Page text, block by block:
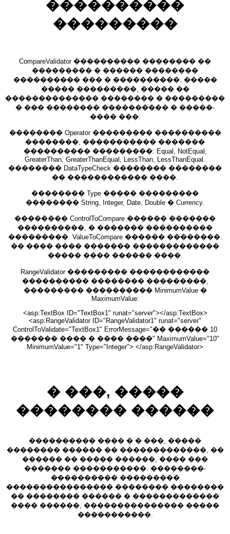
����������
���������
CompareValidator ���������� �������� ��
��������� � ������ ��������
���������� ��� � ����������. �����
����� ���������, ����� ��
�������������� �������� � ���������
� ��� �������� ���������� � �����-
���� ���.
�������� Operator ��������� ����������
��������, ����������� �������
���������� ���������: Equal, NotEqual,
GreaterThan, GreaterThanEqual, LessThan, LessThanEqual.
�������� DataTypeCheck �������� ��������
�� ������������ ����.
�������� Type ����� ���������
�������� String, Integer, Date, Double � Currency.
�������� ControlToCompare ������ �������
����������, � ������� ����������
���������. ValueToCompare ������ ��������.
�� ���� ���� ������� �������������
����� ���� ������ ����.
RangeValidator ��������� ������������
���������� �������� ���������,
��������� ���������� MinimumValue �
MaximumValue:
<asp:TextBox ID="TextBox1" runat="server"></asp:TextBox>
<asp:RangeValidator ID="RangeValidator1" runat="server"
ControlToValidate="TextBox1" ErrorMessage="�� ������ 10
������� ���� � ���� ����" MaximumValue="10"
MinimumValue="1" Type="Integer"> </asp:RangeValidator>
� ���, �����
�������� ������
���������� ���� � � ���, �����
�������� ������ �� �������������, ��
������ �� ����� ������, ���� ���
������� �����������. ��������-
���������� ���������
���������������� �������� ��������
�� �������� ������ � �������������
���� ������, ��������������� �����
�����������.